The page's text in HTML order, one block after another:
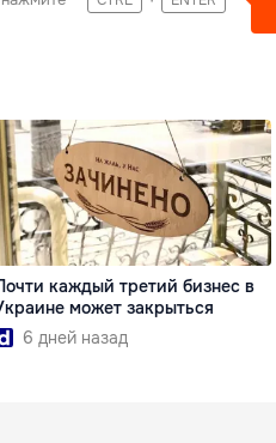
каждый третий бизнес в
может закрыться
6 дней назад